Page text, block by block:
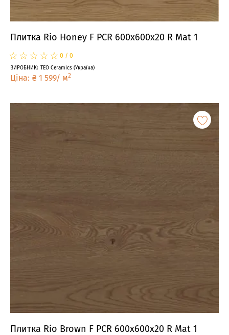
Плитка Rio Honey F PCR 600x600x20 R Mat 1
☆
★☆
★☆
★☆
★☆
★ 0 / 0
ВИРОБНИК: TEO Ceramics (Україна)
Ціна: ₴ 1 599/ м2
Плитка Rio Brown F PCR 600x600x20 R Mat 1